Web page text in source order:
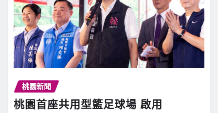
桃園新聞
桃園首座共用型籃足球場 啟用